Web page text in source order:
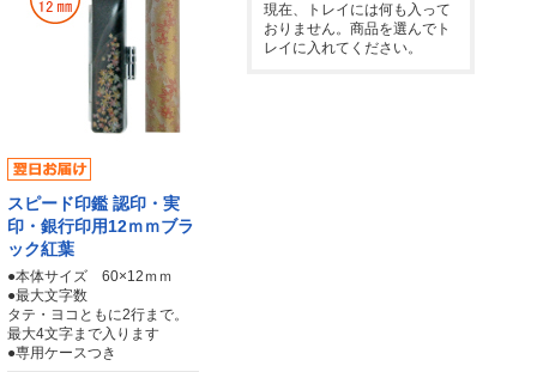
スピード印鑑 認印・実
印・銀行印用12ｍｍブラ
ック紅葉
●本体サイズ 60×12ｍｍ
●最大文字数
タテ・ヨコともに2行まで。
最大4文字まで入ります
●専用ケースつき
現在、トレイには何も入って
おりません。商品を選んでト
レイに入れてください。